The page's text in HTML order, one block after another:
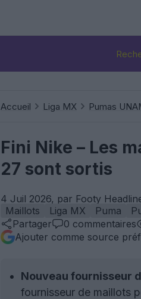
Accueil Liga MX Pumas
Fini Nike – Les
27 sont sortis
4 Juil 2026, par Footy
Maillots
Liga MX Puma
Partager
0 commentaires
Ajouter comme source
Nouveau fournisseur
fournisseur de maillots